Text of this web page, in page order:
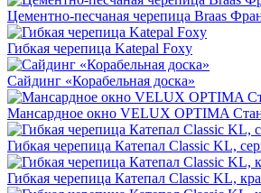
Цементно-песчаная черепица Braas
Гибкая черепица Katepal Foxy
Сайдинг «Корабельная доска»
Мансардное окно VELUX OPTIMA
Гибкая черепица Катепал Classic KL,
Гибкая черепица Катепал Classic KL,